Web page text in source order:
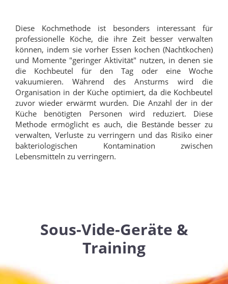
Diese Kochmethode ist besonders interessant für
professionelle Köche, die ihre Zeit besser verwalten
können, indem sie vorher Essen kochen (Nachtkochen)
und Momente "geringer Aktivität" nutzen, in denen sie
die Kochbeutel für den Tag oder eine Woche
vakuumieren. Während des Ansturms wird die
Organisation in der Küche optimiert, da die Kochbeutel
zuvor wieder erwärmt wurden. Die Anzahl der in der
Küche benötigten Personen wird reduziert. Diese
Methode ermöglicht es auch, die Bestände besser zu
verwalten, Verluste zu verringern und das Risiko einer
bakteriologischen Kontamination zwischen
Lebensmitteln zu verringern.
Sous-Vide-Geräte &
Training